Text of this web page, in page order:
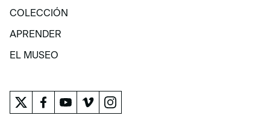
EXPOSICIONES Y ACTIVIDADES
COLECCIÓN
COLECCIÓN
APRENDER
APRENDER
EL MUSEO